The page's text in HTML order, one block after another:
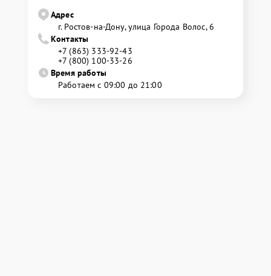
Адрес
г. Ростов-на-Дону, улица Города Волос, 6
Контакты
+7 (863) 333-92-43
+7 (800) 100-33-26
Время работы
Работаем с 09:00 до 21:00